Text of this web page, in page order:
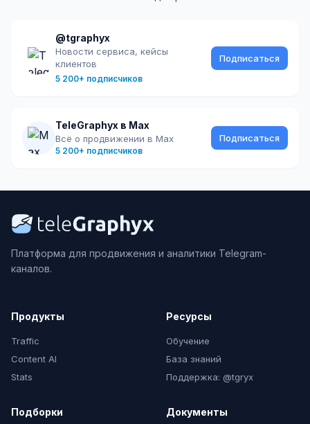
@tgraphyx
Новости сервиса, кейсы
клиентов
5 200+ подписчиков
Подписаться
TeleGraphyx в Max
Всё о продвижении в Max
5 200+ подписчиков
Подписаться
Платформа для продвижения и аналитики Telegram-
каналов.
Продукты
Traffic
Content AI
Stats
Ресурсы
Обучение
База знаний
Поддержка: @tgryx
Подборки Документы